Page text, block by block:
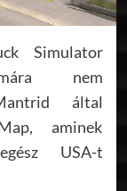
Simulator
nem
által
aminek
USA-t